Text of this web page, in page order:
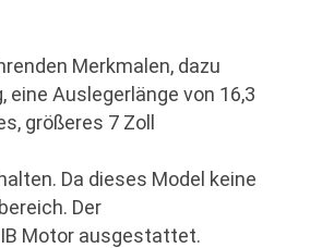
Merkmalen, dazu
Auslegerlänge von 16,3
größeres 7 Zoll
Da dieses Model keine
Der
Motor ausgestattet.